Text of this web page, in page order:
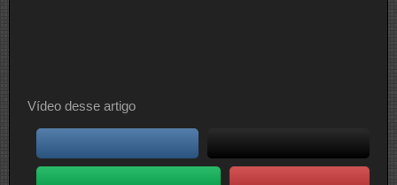
Vídeo desse artigo